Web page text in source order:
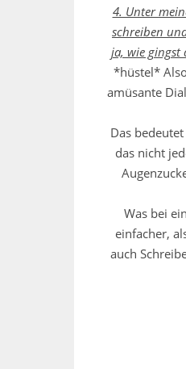
4. Unter
schreiben
ja, wie gingst
*hüstel*
amüsante
Das
das nicht
Was bei
einfacher,
auch